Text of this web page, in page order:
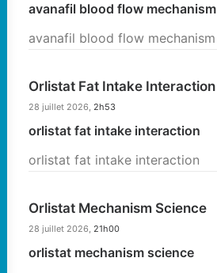
avanafil blood flow mechanism
avanafil blood flow mechanism
Orlistat Fat Intake Interaction
28 juillet 2026, 2h53
orlistat fat intake interaction
orlistat fat intake interaction
Orlistat Mechanism Science
28 juillet 2026, 21h00
orlistat mechanism science